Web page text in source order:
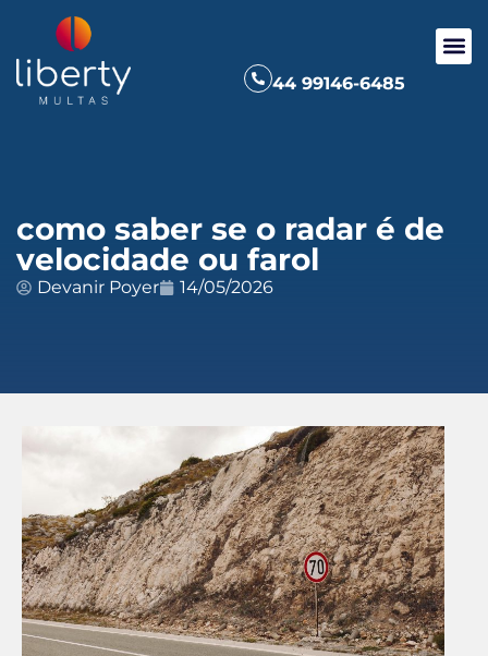
44 99146-6485
como saber se o radar é de
velocidade ou farol
Devanir Poyer 14/05/2026